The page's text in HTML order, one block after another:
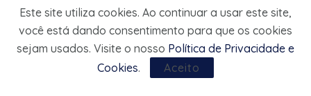
NEWSLETTER COOPNEWS
NEWSLETTER AGRONEWS
MÍDIA KIT
Este site utiliza cookies. Ao continuar a usar este site,
você está dando consentimento para que os cookies
sejam usados. Visite o nosso Política de Privacidade e
Cookies. Aceito